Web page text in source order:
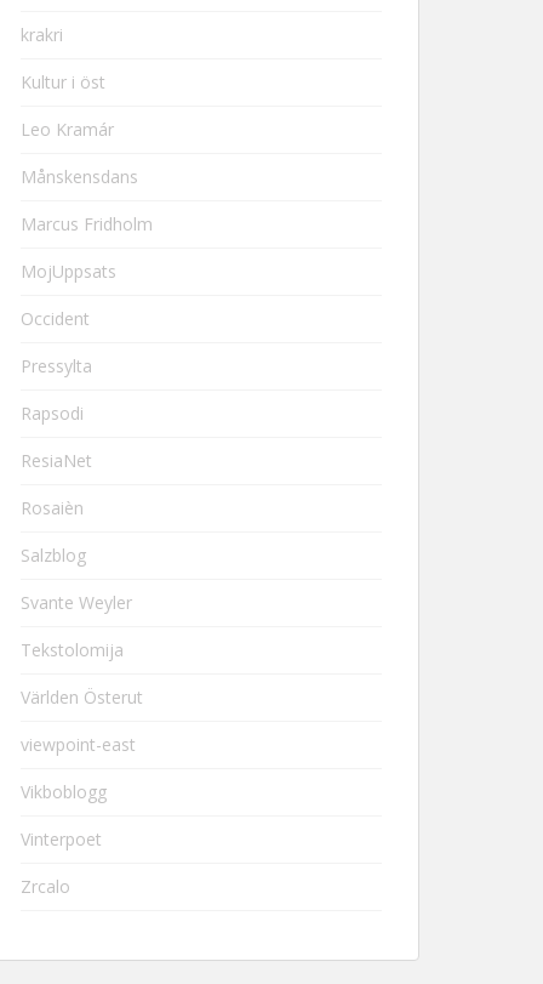
krakri
Kultur i öst
Leo Kramár
Månskensdans
Marcus Fridholm
MojUppsats
Occident
Pressylta
Rapsodi
ResiaNet
Rosaièn
Salzblog
Svante Weyler
Tekstolomija
Världen Österut
viewpoint-east
Vikboblogg
Vinterpoet
Zrcalo